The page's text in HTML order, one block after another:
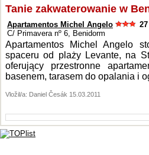
Tanie zakwaterowanie w
Apartamentos Michel Angelo
C/ Primavera nº 6, Benidorm
27
Apartamentos Michel Angelo
spaceru od plaży Levante, na
oferujący przestronne
basenem, tarasem do opalania i
Vložil/a: Daniel Česák 15.03.2011